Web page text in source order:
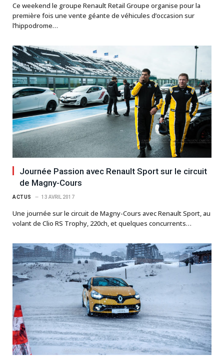
Ce weekend le groupe Renault Retail Groupe organise pour la
première fois une vente géante de véhicules d’occasion sur
l’hippodrome…
Journée Passion avec Renault Sport sur le circuit
de Magny-Cours
ACTUS 13 AVRIL 2017
Une journée sur le circuit de Magny-Cours avec Renault Sport, au
volant de Clio RS Trophy, 220ch, et quelques concurrents…